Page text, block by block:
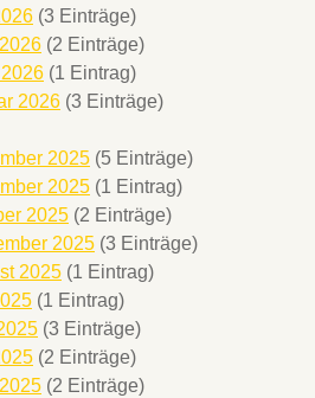
(3 Einträge)
(2 Einträge)
(1 Eintrag)
2026 (3 Einträge)
2025 (5 Einträge)
2025 (1 Eintrag)
2025 (2 Einträge)
2025 (3 Einträge)
2025 (1 Eintrag)
(1 Eintrag)
(3 Einträge)
(2 Einträge)
(2 Einträge)